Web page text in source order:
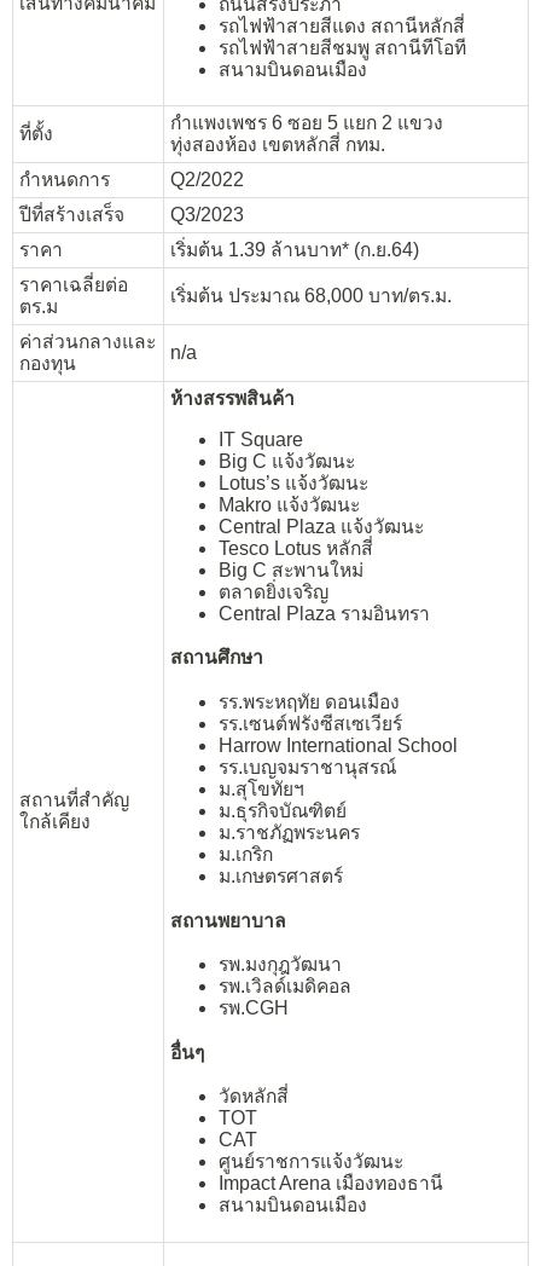
รถไฟฟ้าสายสีแดง สถานีหลักสี่
รถไฟฟ้าสายสีชมพู สถานีทีโอที
สนามบินดอนเมือง
ที่ตั้ง
กำแพงเพชร 6 ซอย 5 แยก 2 แขวง
ทุ่งสองห้อง เขตหลักสี่ กทม.
กำหนดการ
Q2/2022
ปีที่สร้างเสร็จ
Q3/2023
ราคา
เริ่มต้น 1.39 ล้านบาท* (ก.ย.64)
ราคาเฉลี่ยต่อ
ตร.ม
เริ่มต้น ประมาณ 68,000 บาท/ตร.ม.
ค่าส่วนกลางและ
กองทุน
n/a
สถานที่สำคัญ
ใกล้เคียง
ห้างสรรพสินค้า
IT Square
Big C แจ้งวัฒนะ
Lotus’s แจ้งวัฒนะ
Makro แจ้งวัฒนะ
Central Plaza แจ้งวัฒนะ
Tesco Lotus หลักสี่
Big C สะพานใหม่
ตลาดยิ่งเจริญ
Central Plaza รามอินทรา
สถานศึกษา
รร.พระหฤทัย ดอนเมือง
รร.เซนต์ฟรังซีสเซเวียร์
Harrow International School
รร.เบญจมราชานุสรณ์
ม.สุโขทัยฯ
ม.ธุรกิจบัณฑิตย์
ม.ราชภัฏพระนคร
ม.เกริก
ม.เกษตรศาสตร์
สถานพยาบาล
รพ.มงกุฎวัฒนา
รพ.เวิลด์เมดิคอล
รพ.CGH
อื่นๆ
วัดหลักสี่
TOT
CAT
ศูนย์ราชการแจ้งวัฒนะ
Impact Arena เมืองทองธานี
สนามบินดอนเมือง